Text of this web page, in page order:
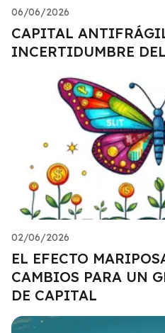
06/06/2026
CAPITAL
INCERTIDUMBRE
02/06/2026
EL EFECTO
CAMBIOS PARA UN
DE CAPITAL